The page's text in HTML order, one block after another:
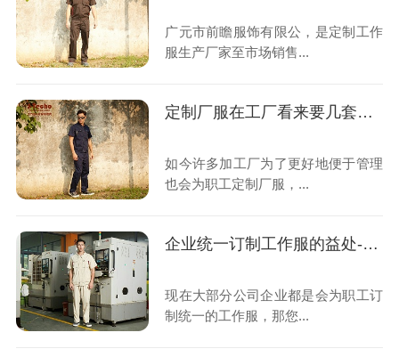
广元市前瞻服饰有限公，是定制工作
服生产厂家至市场销售...
定制厂服在工厂看来要几套合适?
如今许多加工厂为了更好地便于管理
也会为职工定制厂服，...
企业统一订制工作服的益处-前瞻服饰
现在大部分公司企业都是会为职工订
制统一的工作服，那您...